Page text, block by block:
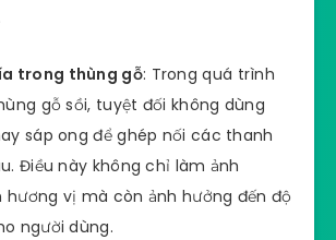
trong thùng gỗ: Trong quá trình
gỗ sồi, tuyệt đối không dùng
sáp ong để ghép nối các thanh
Điều này không chỉ làm ảnh
hương vị mà còn ảnh hưởng đến độ
người dùng.